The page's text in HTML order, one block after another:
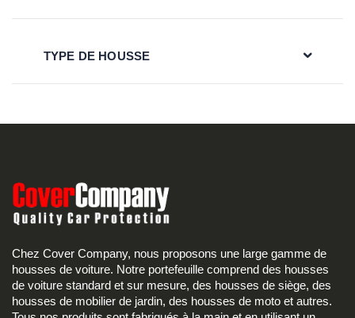
TYPE DE HOUSSE
Chez Cover Company, nous proposons une large gamme de
housses de voiture. Notre portefeuille comprend des housses
de voiture standard et sur mesure, des housses de siège, des
housses de mobilier de jardin, des housses de moto et autres.